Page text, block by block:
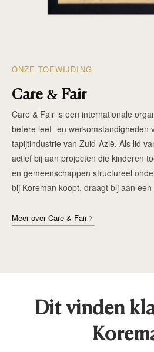
ONZE TOEWIJDING
Care & Fair
Care & Fair is een internationale
betere leef- en werkomstandigheden
tapijtindustrie van Zuid-Azië. Als lid
actief bij aan projecten die kinderen
en gemeenschappen structureel
bij Koreman koopt, draagt bij aan
Meer over Care & Fair
Dit vinden